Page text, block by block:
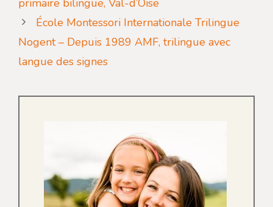
École Montessori Internationale Trilingue
Nogent – Depuis 1989 AMF, trilingue avec
langue des signes